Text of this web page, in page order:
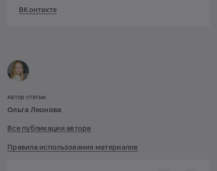
ВКонтакте
Автор статьи:
Ольга Леонова
Все публикации автора
Правила использования материалов